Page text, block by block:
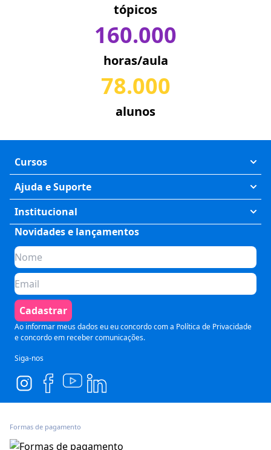
tópicos
160.000
horas/aula
78.000
alunos
Cursos
Exatas
Humanas
Saúde
Tecnologia
Preparatórios
Comunicação
Pós Graduação
Ajuda e Suporte
Meus Cursos
Fale Conosco
Perguntas Frequentes
Formas de Pagamento
Política de Cancelamento
Termos de Uso
Segurança e Privacidade
Institucional
Quem somos
Planos de assinatura
Para Empresas
Seja um parceiro
Blog
Novidades e lançamentos
Cadastrar
Ao informar meus dados eu eu concordo com a Política de Privacidade
e concordo em receber comunicações.
Siga-nos
Formas de pagamento